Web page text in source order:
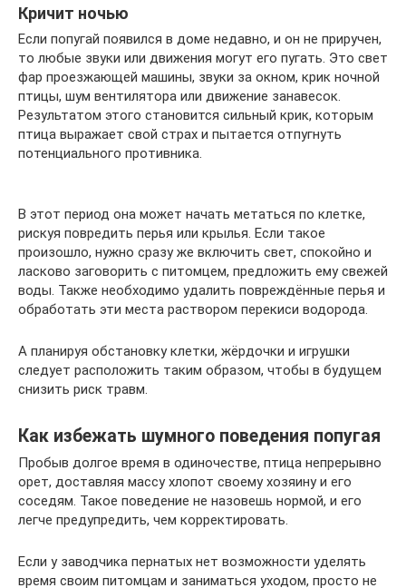
Кричит ночью
Если попугай появился в доме недавно, и он не приручен,
то любые звуки или движения могут его пугать. Это свет
фар проезжающей машины, звуки за окном, крик ночной
птицы, шум вентилятора или движение занавесок.
Результатом этого становится сильный крик, которым
птица выражает свой страх и пытается отпугнуть
потенциального противника.
В этот период она может начать метаться по клетке,
рискуя повредить перья или крылья. Если такое
произошло, нужно сразу же включить свет, спокойно и
ласково заговорить с питомцем, предложить ему свежей
воды. Также необходимо удалить повреждённые перья и
обработать эти места раствором перекиси водорода.
А планируя обстановку клетки, жёрдочки и игрушки
следует расположить таким образом, чтобы в будущем
снизить риск травм.
Как избежать шумного поведения попугая
Пробыв долгое время в одиночестве, птица непрерывно
орет, доставляя массу хлопот своему хозяину и его
соседям. Такое поведение не назовешь нормой, и его
легче предупредить, чем корректировать.
Если у заводчика пернатых нет возможности уделять
время своим питомцам и заниматься уходом, просто не